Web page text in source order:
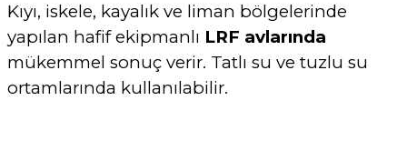
Kıyı, iskele, kayalık ve liman bölgelerinde
yapılan hafif ekipmanlı LRF avlarında
mükemmel sonuç verir. Tatlı su ve tuzlu su
ortamlarında kullanılabilir.